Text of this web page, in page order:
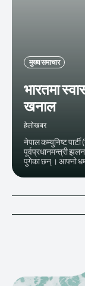
मुख्य समाचार
भारतमा
खनाल
हेलाेखबर
नेपाल कम्युनिष्ट
पूर्वप्रधानमन्त्री
पुगेका छन् । आफ्नो